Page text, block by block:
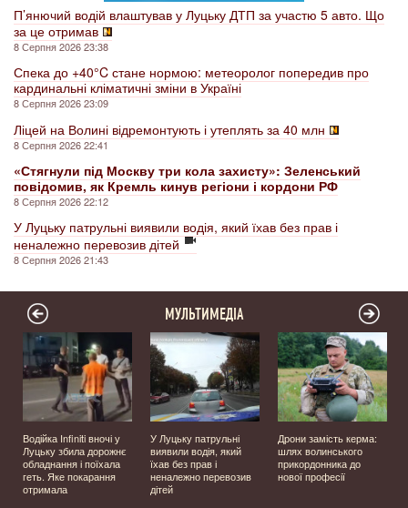
П’янючий водій влаштував у Луцьку ДТП за участю 5 авто. Що
за це отримав
8 Серпня 2026 23:38
Спека до +40°C стане нормою: метеоролог попередив про
кардинальні кліматичні зміни в Україні
8 Серпня 2026 23:09
Ліцей на Волині відремонтують і утеплять за 40 млн
8 Серпня 2026 22:41
«Стягнули під Москву три кола захисту»: Зеленський
повідомив, як Кремль кинув регіони і кордони РФ
8 Серпня 2026 22:12
У Луцьку патрульні виявили водія, який їхав без прав і
неналежно перевозив дітей
8 Серпня 2026 21:43
МУЛЬТИМЕДІА
Водійка Infiniti вночі у
Луцьку збила дорожнє
обладнання і поїхала
геть. Яке покарання
отримала
У Луцьку патрульні
виявили водія, який
їхав без прав і
неналежно перевозив
дітей
Дрони замість керма:
шлях волинського
прикордонника до
нової професії